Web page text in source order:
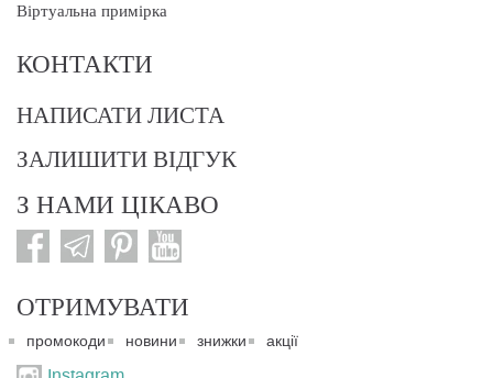
Віртуальна примірка
КОНТАКТИ
НАПИСАТИ ЛИСТА
ЗАЛИШИТИ ВІДГУК
З НАМИ ЦІКАВО
ОТРИМУВАТИ
промокоди новини знижки акції